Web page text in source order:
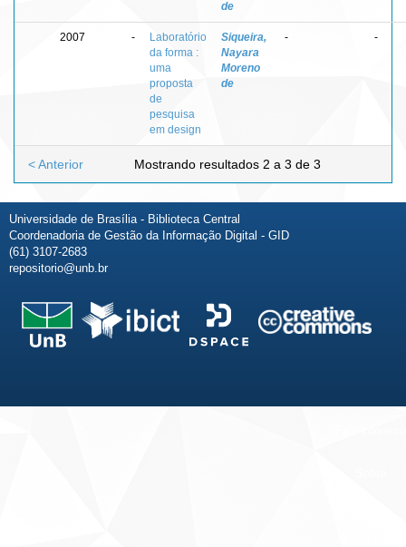
de
2007 -
Laboratório
da forma :
uma
proposta
de
pesquisa
em design
Siqueira,
Nayara
Moreno
de
- -
Mostrando resultados 2 a 3 de 3
< Anterior
Universidade de Brasília - Biblioteca Central
Coordenadoria de Gestão da Informação Digital - GID
(61) 3107-2683
repositorio@unb.br